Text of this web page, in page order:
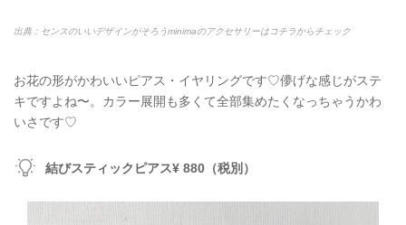
出典：センスのいいデザインがそろうminimaのアクセサリーはコチラからチェック
お花の形がかわいいピアス・イヤリングです♡儚げな感じがステ
キですよね〜。カラー展開も多くて全部集めたくなっちゃうかわ
いさです♡
結びスティックピアス¥ 880（税別）